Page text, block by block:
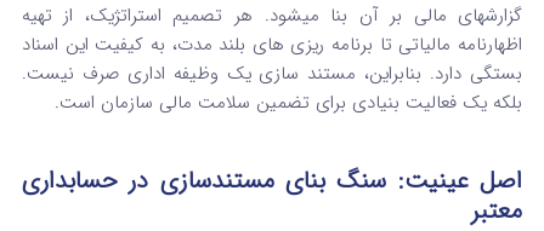
گزارشهای مالی بر آن بنا میشود. هر تصمیم استراتژیک، از تهیه
اظهارنامه مالیاتی تا برنامه‌ ریزی‌ های بلند مدت، به کیفیت این اسناد
بستگی دارد. بنابراین، مستند سازی یک وظیفه اداری صرف نیست.
بلکه یک فعالیت بنیادی برای تضمین سلامت مالی سازمان است.
اصل عینیت: سنگ بنای مستندسازی در حسابداری
معتبر